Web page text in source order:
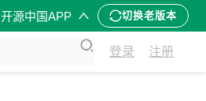
开源中国APP 切换老版本
登录 注册